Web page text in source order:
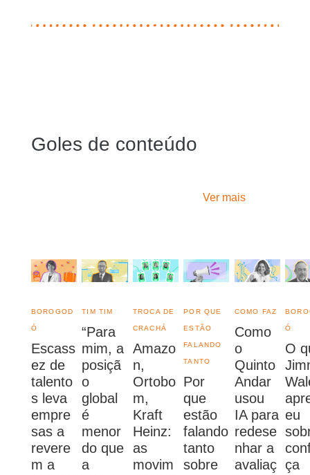
Goles de conteúdo
Ver mais
Escass
ez de
talento
s leva
empre
sas a
revere
m a
BOROGOD
Ó
“Para
mim, a
posiçã
o
global
é
menor
do que
a
TIM TIM
Amazo
n,
Ortobo
m,
Kraft
Heinz:
as
movim
TROCA DE
CRACHÁ
Por
que
estão
falando
tanto
sobre
POR QUE
ESTÃO
FALANDO
TANTO
Como
o
Quinto
Andar
usou
IA para
redese
nhar a
avaliaç
COMO FAZ
O
eu
ça
Ó